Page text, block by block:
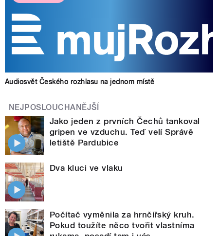
Audiosvět Českého rozhlasu na jednom místě
NEJPOSLOUCHANĚJŠÍ
Jako jeden z prvních Čechů tankoval
gripen ve vzduchu. Teď velí Správě
letiště Pardubice
Dva kluci ve vlaku
Počítač vyměnila za hrnčířský kruh.
Pokud toužíte něco tvořit vlastníma